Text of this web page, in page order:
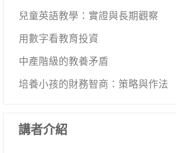
兒童英語教學：實證與長期觀察
用數字看教育投資
中產階級的教養矛盾
培養小孩的財務智商：策略與作法
講者介紹